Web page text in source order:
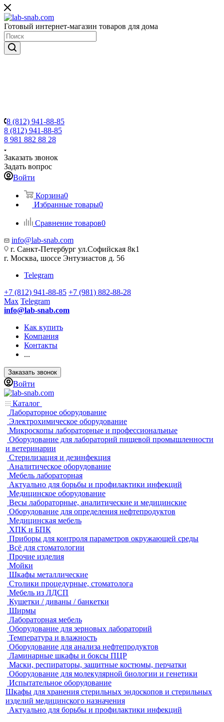
Готовый интернет-магазин товаров для дома
8 (812) 941-88-85
8 (812) 941-88-85
8 981 882 88 28
Заказать звонок
Задать вопрос
Войти
Корзина0
Избранные товары0
Сравнение товаров0
info@lab-snab.com
г. Санкт-Петербург ул.Софийская 8к1
г. Москва, шоссе Энтузиастов д. 56
Telegram
+7 (812) 941-88-85 +7 (981) 882-88-28
Max Telegram
info@lab-snab.com
Как купить
Компания
Контакты
...
Заказать звонок
Войти
Каталог
Лабораторное оборудование
Электрохимическое оборудование
Микроскопы лабораторные и профессиональные
Оборудование для лабораторий пищевой промышленности
и ветеринарии
Стерилизация и дезинфекция
Аналитическое оборудование
Мебель лабораторная
Актуально для борьбы и профилактики инфекций
Медицинское оборудование
Весы лабораторные, аналитические и медицинские
Оборудование для определения нефтепродуктов
Медицинская мебель
ХПК и БПК
Приборы для контроля параметров окружающей среды
Всё для стоматологии
Прочие изделия
Мойки
Шкафы металлические
Столики процедурные, стоматолога
Мебель из ЛДСП
Кушетки / диваны / банкетки
Ширмы
Лабораторная мебель
Оборудование для зерновых лабораторий
Температура и влажность
Оборудование для анализа нефтепродуктов
Ламинарные шкафы и боксы ПЦР
Маски, респираторы, защитные костюмы, перчатки
Оборудование для молекулярной биологии и генетики
Испытательное оборудование
Шкафы для хранения стерильных эндоскопов и стерильных
изделий медицинского назначения
Актуально для борьбы и профилактики инфекций